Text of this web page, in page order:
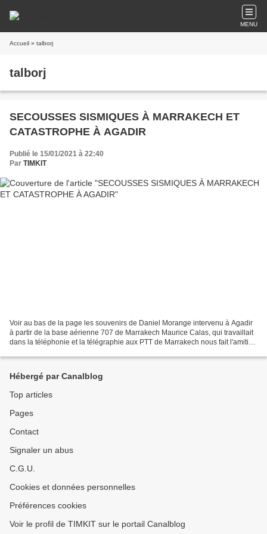
MENU
Accueil » talborj
talborj
SECOUSSES SISMIQUES À MARRAKECH ET
CATASTROPHE À AGADIR
Publié le 15/01/2021 à 22:40
Par TIMKIT
Voir au bas de la page les souvenirs de Daniel Morange intervenu à Agadir
à partir de la base aérienne 707 de Marrakech Maurice Calas, qui travaillait
dans la téléphonie et la télégraphie aux PTT de Marrakech nous fait l'amitié
Hébergé par Canalblog
Top articles
Pages
Contact
Signaler un abus
C.G.U.
Cookies et données personnelles
Préférences cookies
Voir le profil de TIMKIT sur le portail Canalblog